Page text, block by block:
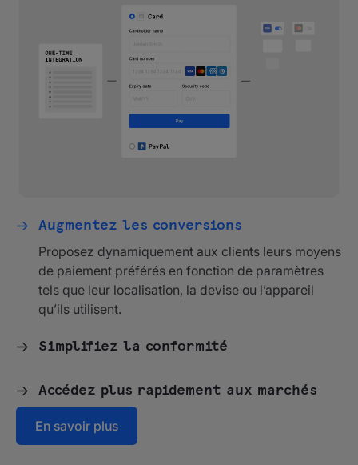
Augmentez les conversions
Proposez dynamiquement aux clients leurs moyens
de paiement préférés en fonction de paramètres
tels que leur localisation, la devise ou l’appareil
qu’ils utilisent.
Simplifiez la conformité
Accédez plus rapidement aux marchés
En savoir plus